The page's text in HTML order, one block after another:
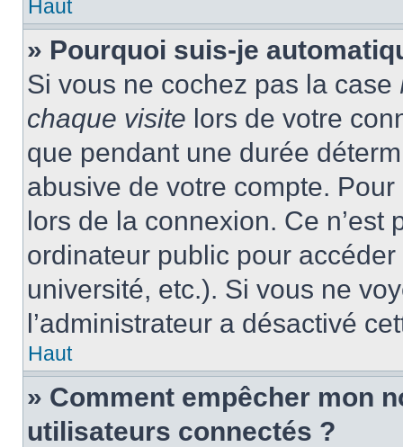
Haut
» Pourquoi suis-je
Si vous ne cochez pas la case
chaque visite lors de votre
que pendant une durée
abusive de votre compte.
lors de la connexion. Ce
ordinateur public pour
université, etc.). Si vous ne
l’administrateur a désactivé
Haut
» Comment empêcher mon
utilisateurs connectés ?